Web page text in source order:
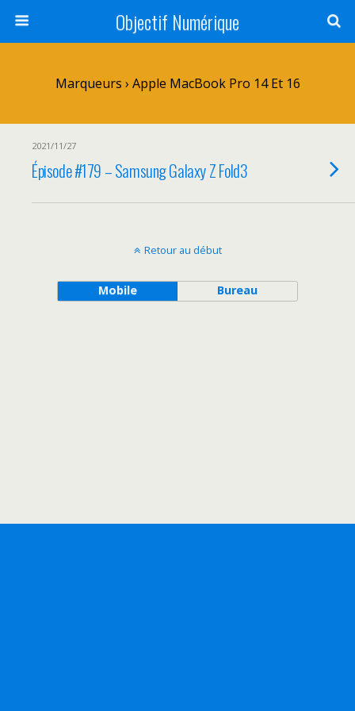
Objectif Numérique
Marqueurs › Apple MacBook Pro 14 Et 16
2021/11/27
Épisode #179 – Samsung Galaxy Z Fold3
Retour au début
Mobile Bureau